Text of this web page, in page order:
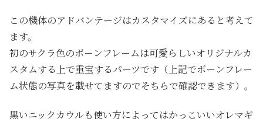
この機体のアドバンテージはカスタマイズにあると考えて
ます。
初のサクラ色のボーンフレームは可愛らしいオリジナルカ
スタムする上で重宝するパーツです（上記でボーンフレー
ム状態の写真を載せてますのでそちらで確認できます）。
黒いニックカウルも使い方によってはかっこいいオレマギ